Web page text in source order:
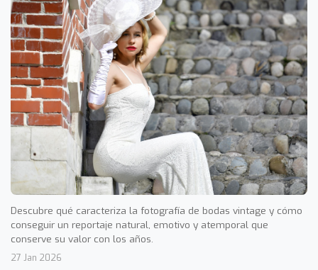
Descubre qué caracteriza la fotografía de bodas vintage y cómo
conseguir un reportaje natural, emotivo y atemporal que
conserve su valor con los años.
27 Jan 2026